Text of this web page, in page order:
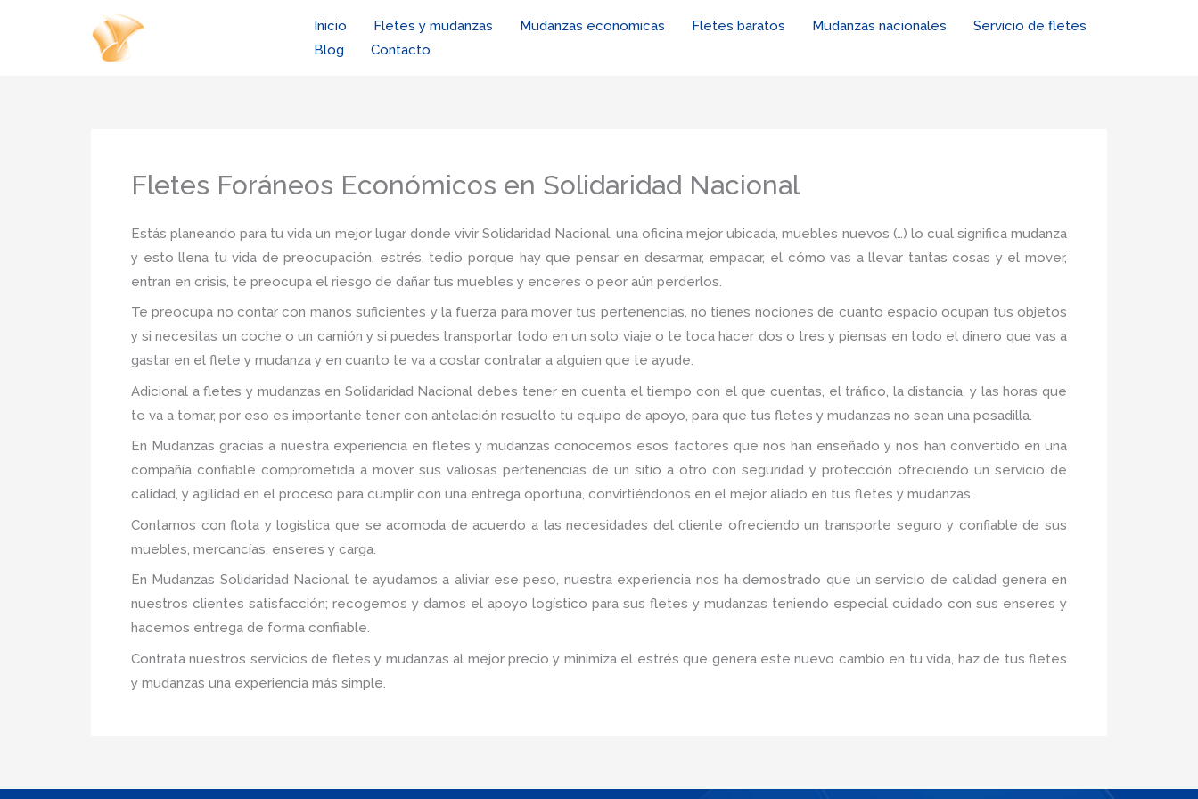
Inicio Fletes y mudanzas Mudanzas economicas Fletes baratos Mudanzas nacionales
Servicio de fletes
Blog
Contacto
Fletes Foráneos Económicos en Solidaridad Nacional
Estás planeando para tu vida un mejor lugar donde vivir Solidaridad Nacional, una oficina mejor ubicada, muebles nuevos (…) lo cual significa mudanza
y esto llena tu vida de preocupación, estrés, tedio porque hay que pensar en desarmar, empacar, el cómo vas a llevar tantas cosas y el mover,
entran en crisis, te preocupa el riesgo de dañar tus muebles y enceres o peor aún perderlos.
Te preocupa no contar con manos suficientes y la fuerza para mover tus pertenencias, no tienes nociones de cuanto espacio ocupan tus objetos
y si necesitas un coche o un camión y si puedes transportar todo en un solo viaje o te toca hacer dos o tres y piensas en todo el dinero que vas a
gastar en el flete y mudanza y en cuanto te va a costar contratar a alguien que te ayude.
Adicional a fletes y mudanzas en Solidaridad Nacional debes tener en cuenta el tiempo con el que cuentas, el tráfico, la distancia, y las horas que
te va a tomar, por eso es importante tener con antelación resuelto tu equipo de apoyo, para que tus fletes y mudanzas no sean una pesadilla.
En Mudanzas gracias a nuestra experiencia en fletes y mudanzas conocemos esos factores que nos han enseñado y nos han convertido en una
compañía confiable comprometida a mover sus valiosas pertenencias de un sitio a otro con seguridad y protección ofreciendo un servicio de
calidad, y agilidad en el proceso para cumplir con una entrega oportuna, convirtiéndonos en el mejor aliado en tus fletes y mudanzas.
Contamos con flota y logística que se acomoda de acuerdo a las necesidades del cliente ofreciendo un transporte seguro y confiable de sus
muebles, mercancías, enseres y carga.
En Mudanzas Solidaridad Nacional te ayudamos a aliviar ese peso, nuestra experiencia nos ha demostrado que un servicio de calidad genera en
nuestros clientes satisfacción; recogemos y damos el apoyo logístico para sus fletes y mudanzas teniendo especial cuidado con sus enseres y
hacemos entrega de forma confiable.
Contrata nuestros servicios de fletes y mudanzas al mejor precio y minimiza el estrés que genera este nuevo cambio en tu vida, haz de tus fletes
y mudanzas una experiencia más simple.